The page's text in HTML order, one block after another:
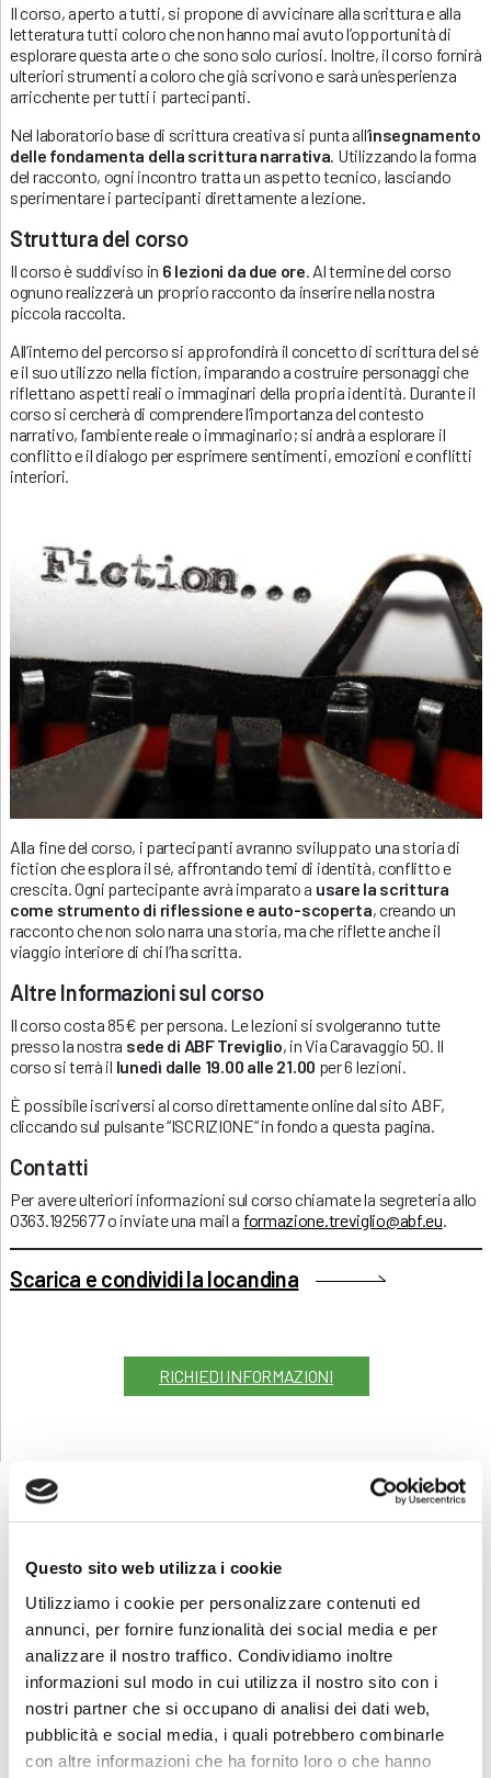
Questo sito web utilizza i cookie
Utilizziamo i cookie per personalizzare contenuti ed
annunci, per fornire funzionalità dei social media e per
analizzare il nostro traffico. Condividiamo inoltre
informazioni sul modo in cui utilizza il nostro sito con i
nostri partner che si occupano di analisi dei dati web,
pubblicità e social media, i quali potrebbero combinarle
con altre informazioni che ha fornito loro o che hanno
Il corso, aperto a tutti, si propone di avvicinare alla scrittura e alla
letteratura tutti coloro che non hanno mai avuto l’opportunità di
esplorare questa arte o che sono solo curiosi. Inoltre, il corso fornirà
ulteriori strumenti a coloro che già scrivono e sarà un’esperienza
arricchente per tutti i partecipanti.
Nel laboratorio base di scrittura creativa si punta all’insegnamento
delle fondamenta della scrittura narrativa . Utilizzando la forma
del racconto, ogni incontro tratta un aspetto tecnico, lasciando
sperimentare i partecipanti direttamente a lezione.
Struttura del corso
Il corso è suddiviso in 6 lezioni da due ore . Al termine del corso
ognuno realizzerà un proprio racconto da inserire nella nostra
piccola raccolta.
All’interno del percorso si approfondirà il concetto di scrittura del sé
e il suo utilizzo nella fiction, imparando a costruire personaggi che
riflettano aspetti reali o immaginari della propria identità. Durante il
corso si cercherà di comprendere l’importanza del contesto
narrativo, l’ambiente reale o immaginario; si andrà a esplorare il
conflitto e il dialogo per esprimere sentimenti, emozioni e conflitti
interiori.
Alla fine del corso, i partecipanti avranno sviluppato una storia di
fiction che esplora il sé, affrontando temi di identità, conflitto e
crescita. Ogni partecipante avrà imparato a usare la scrittura
come strumento di riflessione e auto-scoperta, creando un
racconto che non solo narra una storia, ma che riflette anche il
viaggio interiore di chi l’ha scritta.
Altre Informazioni sul corso
Il corso costa 85€ per persona. Le lezioni si svolgeranno tutte
presso la nostra sede di ABF Treviglio, in Via Caravaggio 50. Il
corso si terrà il lunedì dalle 19.00 alle 21.00 per 6 lezioni.
È possibile iscriversi al corso direttamente online dal sito ABF,
cliccando sul pulsante “ISCRIZIONE” in fondo a questa pagina.
Contatti
Per avere ulteriori informazioni sul corso chiamate la segreteria allo
0363.1925677 o inviate una mail a formazione.treviglio@abf.eu.
Scarica e condividi la locandina
RICHIEDI INFORMAZIONI
POTREBBERO INTERESSARTI
Scrittura creativa
26/03/2025
12 ore
€ 85
LEGGI
Scrittura Creativa per ragazzi